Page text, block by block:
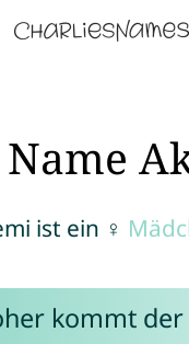
Name
ist ein ♀
kommt der